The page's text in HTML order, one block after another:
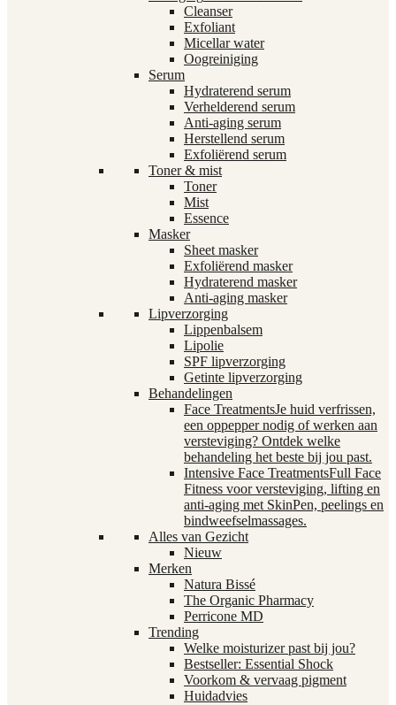
Cleanser
Exfoliant
Micellar water
Oogreiniging
Serum
Hydraterend serum
Verhelderend serum
Anti-aging serum
Herstellend serum
Exfoliërend serum
Toner & mist
Toner
Mist
Essence
Masker
Sheet masker
Exfoliërend masker
Hydraterend masker
Anti-aging masker
Lipverzorging
Lippenbalsem
Lipolie
SPF lipverzorging
Getinte lipverzorging
Behandelingen
Face TreatmentsJe huid verfrissen,
een oppepper nodig of werken aan
versteviging? Ontdek welke
behandeling het beste bij jou past.
Intensive Face TreatmentsFull Face
Fitness voor versteviging, lifting en
anti-aging met SkinPen, peelings en
bindweefselmassages.
Alles van Gezicht
Nieuw
Merken
Natura Bissé
The Organic Pharmacy
Perricone MD
Trending
Welke moisturizer past bij jou?
Bestseller: Essential Shock
Voorkom & vervaag pigment
Huidadvies